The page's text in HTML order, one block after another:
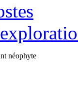
néophyte